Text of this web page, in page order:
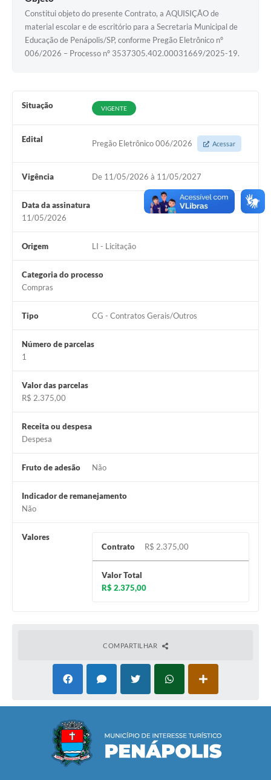
Constitui objeto do presente Contrato, a AQUISIÇÃO de
material escolar e de escritório para a Secretaria Municipal de
Educação de Penápolis/SP, conforme Pregão Eletrônico nº
006/2026 – Processo nº 3537305.402.00031669/2025-19.
Situação VIGENTE
Edital Pregão Eletrônico 006/2026 Acessar
Vigência De 11/05/2026 à 11/05/2027
Data da assinatura
11/05/2026
Origem LI - Licitação
Categoria do processo
Compras
Tipo CG - Contratos Gerais/Outros
Número de parcelas
1
Valor das parcelas
R$ 2.375,00
Receita ou despesa
Despesa
Fruto de adesão Não
Indicador de remanejamento
Não
Valores
Contrato
R$ 2.375,00
Valor Total
R$ 2.375,00
COMPARTILHAR